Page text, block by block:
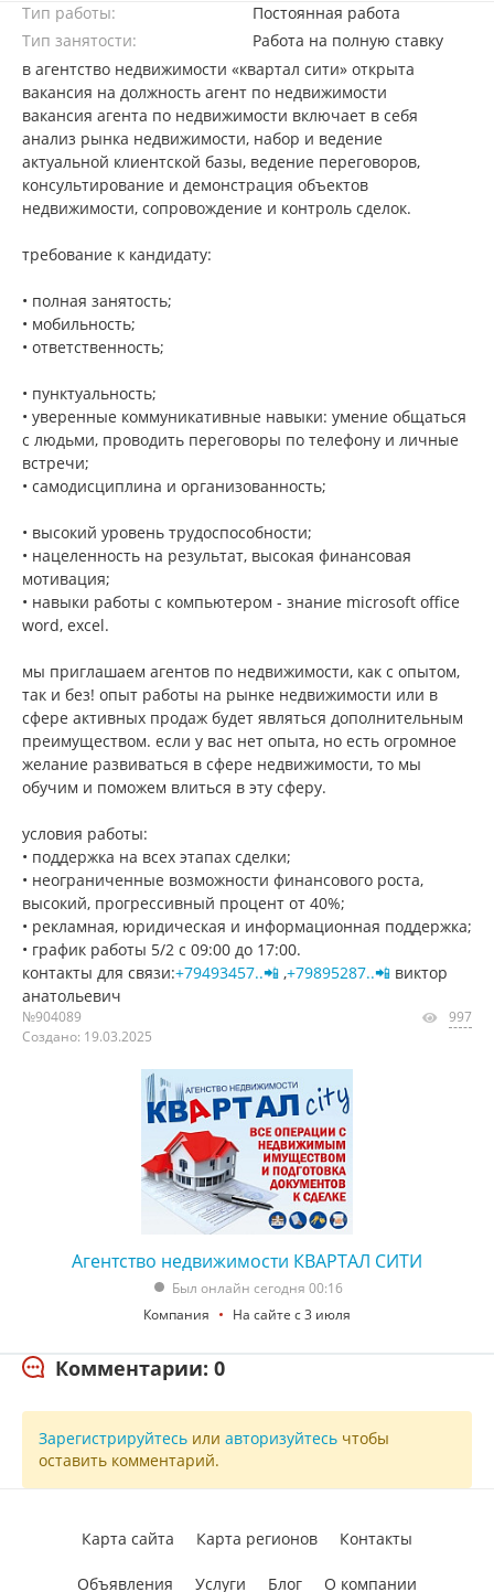
Тип работы:
Постоянная работа
Тип занятости:
Работа на полную ставку
в агентство недвижимости «квартал сити» открыта
вакансия на должность агент по недвижимости
вакансия агента по недвижимости включает в себя
анализ рынка недвижимости, набор и ведение
актуальной клиентской базы, ведение переговоров,
консультирование и демонстрация объектов
недвижимости, сопровождение и контроль сделок.
требование к кандидату:
• полная занятость;
• мобильность;
• ответственность;
• пунктуальность;
• уверенные коммуникативные навыки: умение общаться
с людьми, проводить переговоры по телефону и личные
встречи;
• caмoдиcциплинa и opгaнизoвaннocть;
• высокий уровень трудоспособности;
• нацеленность на результат, высокая финансовая
мотивация;
• навыки работы с компьютером - знание microsoft office
word, excel.
мы приглашаем агентов по недвижимости, как с опытом,
так и без! опыт работы на рынке недвижимости или в
сфере активных продаж будет являться дополнительным
преимуществом. если у вас нет опыта, но есть огромное
желание развиваться в сфере недвижимости, то мы
обучим и поможем влиться в эту сферу.
условия работы:
• поддержка на всех этапах сделки;
• неограниченные возможности финансового роста,
высокий, прогрессивный процент от 40%;
• рекламная, юридическая и информационная поддержка;
• график работы 5/2 с 09:00 до 17:00.
контакты для связи:+79493457..📲 ,+79895287..📲 виктор
анатольевич
№904089
Создано: 19.03.2025
997
Агентство недвижимости КВАРТАЛ СИТИ
Был онлайн сегодня 00:16
Компания
На сайте с 3 июля
Комментарии: 0
Зарегистрируйтесь или авторизуйтесь чтобы
оставить комментарий.
Карта сайта Карта регионов Контакты
Объявления Услуги Блог О компании